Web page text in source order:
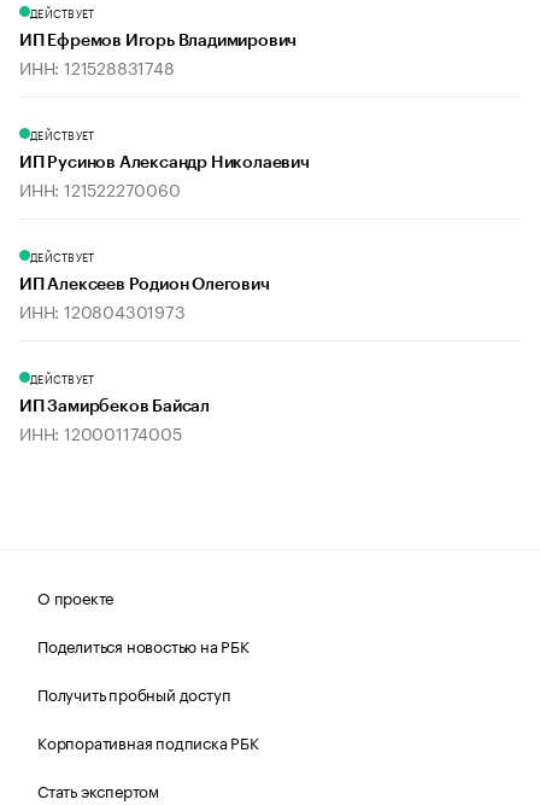
ДЕЙСТВУЕТ
ИП Ефремов Игорь Владимирович
ИНН: 121528831748
ДЕЙСТВУЕТ
ИП Русинов Александр Николаевич
ИНН: 121522270060
ДЕЙСТВУЕТ
ИП Алексеев Родион Олегович
ИНН: 120804301973
ДЕЙСТВУЕТ
ИП Замирбеков Байсал
ИНН: 120001174005
О проекте
Поделиться новостью на РБК
Получить пробный доступ
Корпоративная подписка РБК
Стать экспертом